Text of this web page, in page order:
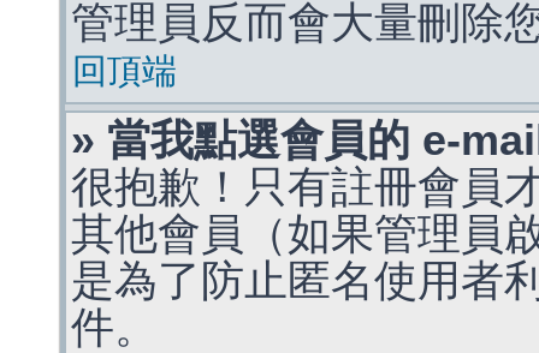
管理員反而會大量刪除
回頂端
» 當我點選會員的 e-
很抱歉！只有註冊會員
其他會員（如果管理員
是為了防止匿名使用者
件。